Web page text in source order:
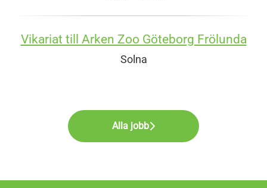
Vikariat till Arken Zoo Göteborg Frölunda
Solna
Alla jobb